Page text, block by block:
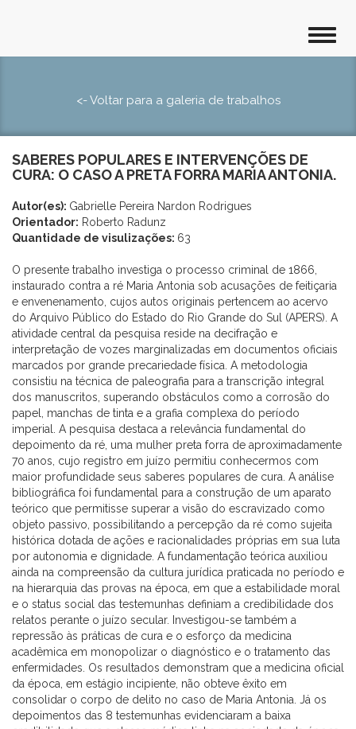
<- Voltar para a galeria de trabalhos
SABERES POPULARES E INTERVENÇÕES DE
CURA: O CASO A PRETA FORRA MARIA ANTONIA.
Autor(es): Gabrielle Pereira Nardon Rodrigues
Orientador: Roberto Radunz
Quantidade de visulizações: 63
O presente trabalho investiga o processo criminal de 1866,
instaurado contra a ré Maria Antonia sob acusações de feitiçaria
e envenenamento, cujos autos originais pertencem ao acervo
do Arquivo Público do Estado do Rio Grande do Sul (APERS). A
atividade central da pesquisa reside na decifração e
interpretação de vozes marginalizadas em documentos oficiais
marcados por grande precariedade física. A metodologia
consistiu na técnica de paleografia para a transcrição integral
dos manuscritos, superando obstáculos como a corrosão do
papel, manchas de tinta e a grafia complexa do período
imperial. A pesquisa destaca a relevância fundamental do
depoimento da ré, uma mulher preta forra de aproximadamente
70 anos, cujo registro em juízo permitiu conhecermos com
maior profundidade seus saberes populares de cura. A análise
bibliográfica foi fundamental para a construção de um aparato
teórico que permitisse superar a visão do escravizado como
objeto passivo, possibilitando a percepção da ré como sujeita
histórica dotada de ações e racionalidades próprias em sua luta
por autonomia e dignidade. A fundamentação teórica auxiliou
ainda na compreensão da cultura jurídica praticada no período e
na hierarquia das provas na época, em que a estabilidade moral
e o status social das testemunhas definiam a credibilidade dos
relatos perante o juízo secular. Investigou-se também a
repressão às práticas de cura e o esforço da medicina
acadêmica em monopolizar o diagnóstico e o tratamento das
enfermidades. Os resultados demonstram que a medicina oficial
da época, em estágio incipiente, não obteve êxito em
consolidar o corpo de delito no caso de Maria Antonia. Já os
depoimentos das 8 testemunhas evidenciaram a baixa